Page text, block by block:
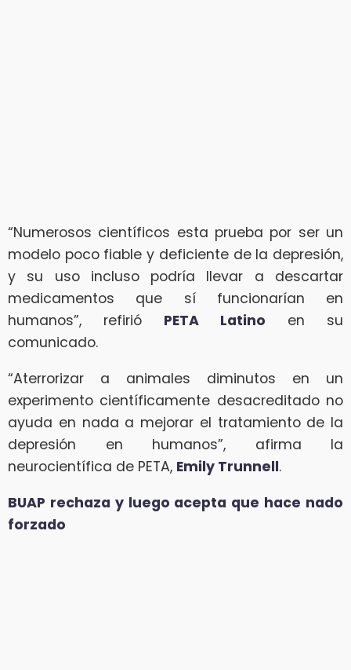
“Numerosos científicos esta prueba por ser un
modelo poco fiable y deficiente de la depresión,
y su uso incluso podría llevar a descartar
medicamentos que sí funcionarían en
humanos”, refirió PETA Latino en su
comunicado.
“Aterrorizar a animales diminutos en un
experimento científicamente desacreditado no
ayuda en nada a mejorar el tratamiento de la
depresión en humanos”, afirma la
neurocientífica de PETA, Emily Trunnell.
BUAP rechaza y luego acepta que hace nado
forzado